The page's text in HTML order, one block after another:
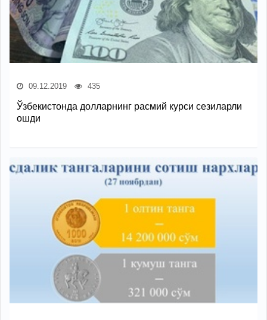
09.12.2019 435
Ўзбекистонда долларнинг расмий курси сезиларли
ошди